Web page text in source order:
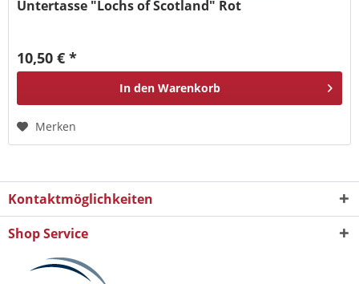
Untertasse "Lochs of Scotland" Rot
10,50 € *
In den Warenkorb
Merken
Kontaktmöglichkeiten
Shop Service